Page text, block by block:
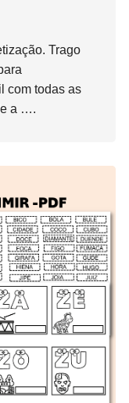
Trago
com todas as
a ….